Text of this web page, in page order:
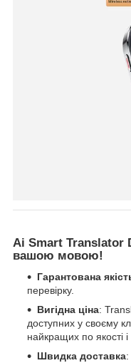
Ai Smart Translator
вашою мовою!
Гарантована
перевірку.
Вигідна ціна:
доступних у своєму
найкращих по якості
Швидка доставка